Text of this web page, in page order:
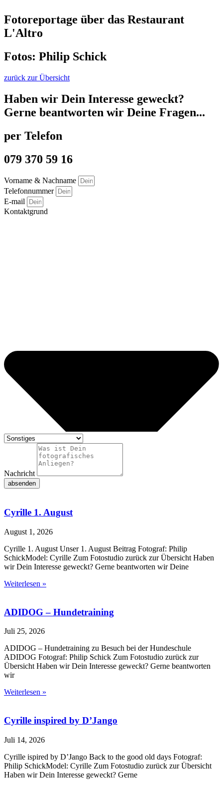
Fotoreportage über das Restaurant
L'Altro
Fotos: Philip Schick
zurück zur Übersicht
Haben wir Dein Interesse geweckt?
Gerne beantworten wir Deine Fragen...
per Telefon
079 370 59 16
Vorname & Nachname
Telefonnummer
E-mail
Kontaktgrund
Nachricht
absenden
Cyrille 1. August
August 1, 2026
Cyrille 1. August Unser 1. August Beitrag Fotograf: Philip
SchickModel: Cyrille Zum Fotostudio zurück zur Übersicht Haben
wir Dein Interesse geweckt? Gerne beantworten wir Deine
Weiterlesen »
ADIDOG – Hundetraining
Juli 25, 2026
ADIDOG – Hundetraining zu Besuch bei der Hundeschule
ADIDOG Fotograf: Philip Schick Zum Fotostudio zurück zur
Übersicht Haben wir Dein Interesse geweckt? Gerne beantworten
wir
Weiterlesen »
Cyrille inspired by D’Jango
Juli 14, 2026
Cyrille ispired by D’Jango Back to the good old days Fotograf:
Philip SchickModel: Cyrille Zum Fotostudio zurück zur Übersicht
Haben wir Dein Interesse geweckt? Gerne